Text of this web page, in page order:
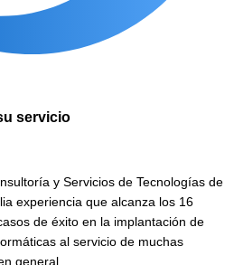
servicio
y Servicios de Tecnologías de
experiencia que alcanza los 16
de éxito en la implantación de
al servicio de muchas
general.